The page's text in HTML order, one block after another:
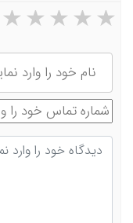
۵ ستاره از ۵ ۴ ستاره از ۵ ۳ ستاره از ۵ ۲ ستاره از ۵
نام
شماره تماس
دیدگاه